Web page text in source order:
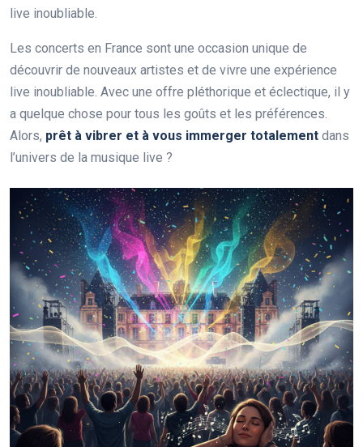
live inoubliable.
Les concerts en France sont une occasion unique de
découvrir de nouveaux artistes et de vivre une expérience
live inoubliable. Avec une offre pléthorique et éclectique, il y
a quelque chose pour tous les goûts et les préférences.
Alors, prêt à vibrer et à vous immerger totalement dans
l’univers de la musique live ?